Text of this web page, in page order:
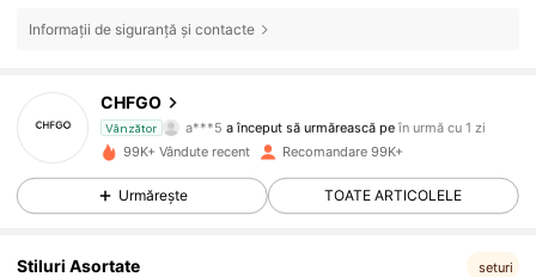
Informații de siguranță și contacte
CHFGO
Vânzător a***5 a început să urmărească pe în urmă cu 1 zi
navighează
4,84
1.7K Urmăritori
99K+ Vândute recent Recomandare 99K+
Urmărește TOATE ARTICOLELE
Stiluri Asortate seturi